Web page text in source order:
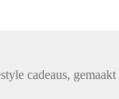
cadeaus,